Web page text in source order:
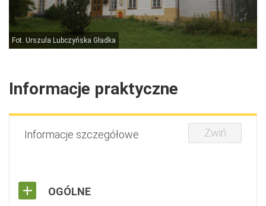
Fot. Urszula Lubczyńska Gładka
Informacje praktyczne
Informacje szczegółowe Zwiń
OGÓLNE